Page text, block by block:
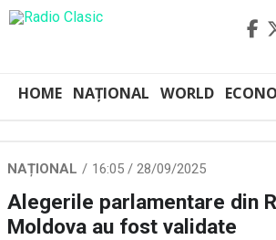
HOME NAȚIONAL WORLD
NAȚIONAL 16:05 / 28/09/2025
Alegerile parlamentare din
Moldova au fost validate